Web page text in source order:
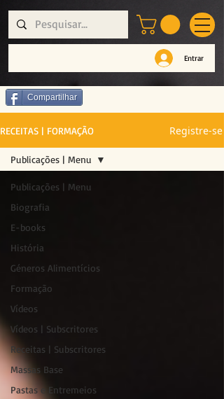
Entrar
Compartilhar
RECEITAS | FORMAÇÃO Registre-se
Publicações | Menu
Biografia
E-books
História
Géneros Alimentícios
Formação
Vídeos
Vídeos | Subscritores
Receitas | Subscritores
Massas Base
Pastas e Entremeios
Publicações | Menu